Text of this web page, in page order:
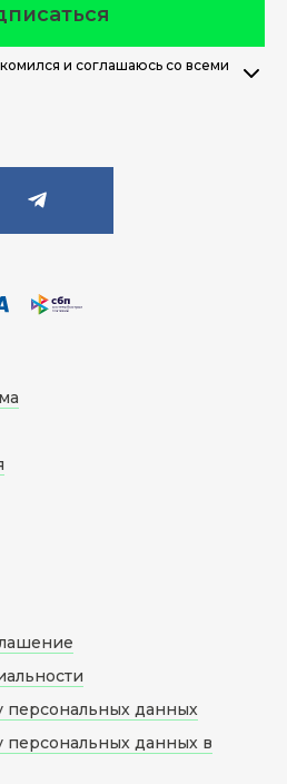
и соглашаюсь со всеми
персональных данных
персональных данных в